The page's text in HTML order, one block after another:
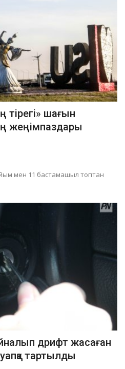
тірегі» шағын
жеңімпаздары
мен 11 бастамашыл топтан
дрифт жасаған
тартылды